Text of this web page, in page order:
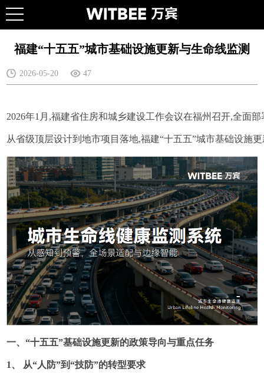
福建“十五五”城市基础设施更新与生命线监测
2026-05-20 47
2026年1月,福建省住房和城乡建设工作会议在福州召开,全面
从省级顶层设计到地市项目落地,福建“十五五”城市基础设施
一、“十五五”基础设施更新的政策导向与重点任务
1、 从“人防”到“技防”的转型要求